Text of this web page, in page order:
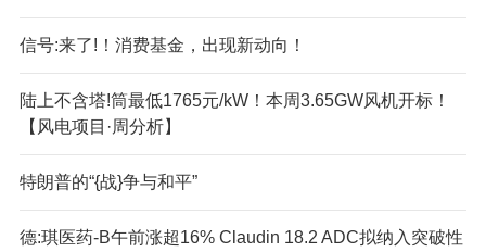
信号:来了!！消费基金，出现新动向！
陆上不含塔!筒最低1765元/kW！本周3.65GW风机开标！
【风电项目·周分析】
特朗普的“{战}争与和平”
德:琪医药-B午前涨超16% Claudin 18.2 ADC拟纳入突破性